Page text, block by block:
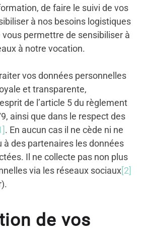
de faire le suivi de vos
à nos besoins logistiques
permettre de sensibiliser à
à notre vocation.
vos données personnelles
et transparente,
de l’article 5 du règlement
ainsi que dans le respect des
. En aucun cas il ne cède ni ne
à des partenaires les données
Il ne collecte pas non plus
via les réseaux sociaux[2]
de vos